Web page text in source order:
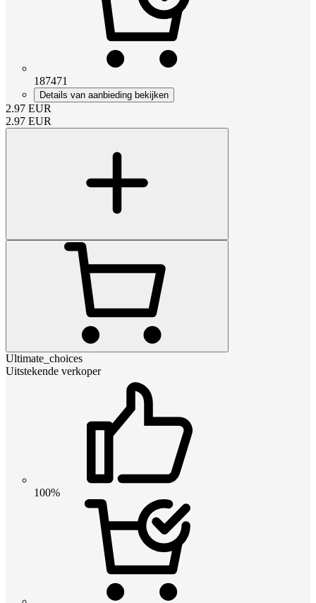
187471
Details van aanbieding bekijken
2.97 EUR
2.97 EUR
Ultimate_choices
Uitstekende verkoper
100%